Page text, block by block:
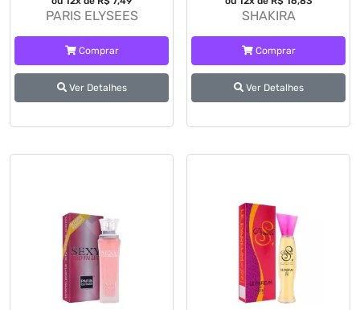
PARIS ELYSEES
Comprar
Ver Detalhes
SHAKIRA
Comprar
Ver Detalhes